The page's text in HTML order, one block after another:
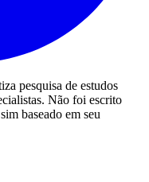
pesquisa de estudos
Não foi escrito
baseado em seu